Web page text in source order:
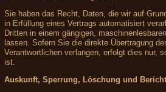
Sie haben das Recht, Daten, die wir auf
in Erfüllung eines Vertrags automatisiert
Dritten in einem gängigen,
lassen. Sofern Sie die direkte Übertragung
Verantwortlichen verlangen, erfolgt dies nur,
ist.
Auskunft, Sperrung, Löschung und